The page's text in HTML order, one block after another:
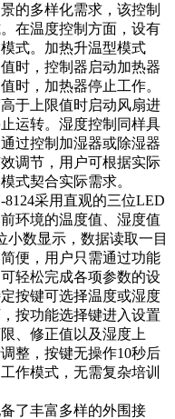
的多样化需求，该控制
在温度控制方面，设有
式。加热升温型模式
时，控制器启动加热器
时，加热器停止工作。
于上限值时启动风扇进
运转。湿度控制同样具
过控制加湿器或除湿器
调节，用户可根据实际
式契合实际需求。
8124采用直观的三位LED
环境的温度值、湿度值
小数显示，数据读取一目
便，用户只需通过功能
轻松完成各项参数的设
按键可选择温度或湿度
按功能选择键进入设置
、修正值以及湿度上
整，按键无操作10秒后
作模式，无需复杂培训
备了丰富多样的外围接